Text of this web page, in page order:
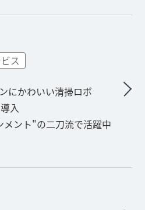
ス
にかわいい清掃ロボ
入
ント"の二刀流で活躍中